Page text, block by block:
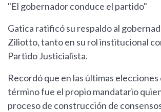
"El gobernador conduce el partido"
Gatica ratificó su respaldo al
Ziliotto, tanto en su rol institucional
Partido Justicialista.
Recordó que en las últimas elecciones
término fue el propio mandatario
proceso de construcción de